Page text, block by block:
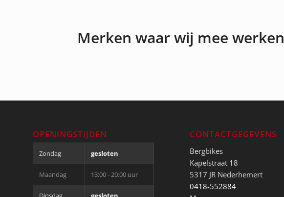
Merken waar wij mee werken
OPENINGSTIJDEN
Zondag gesloten
Maandag 13:00 - 20:00 uur
CONTACTGEGEVENS
Bergbikes
Kapelstraat 18
5317 JR Nederhemert
0418-552884